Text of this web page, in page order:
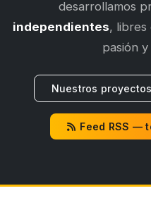
desarrollamos
independientes, libres
pasión
Nuestros proyectos
Feed RSS —